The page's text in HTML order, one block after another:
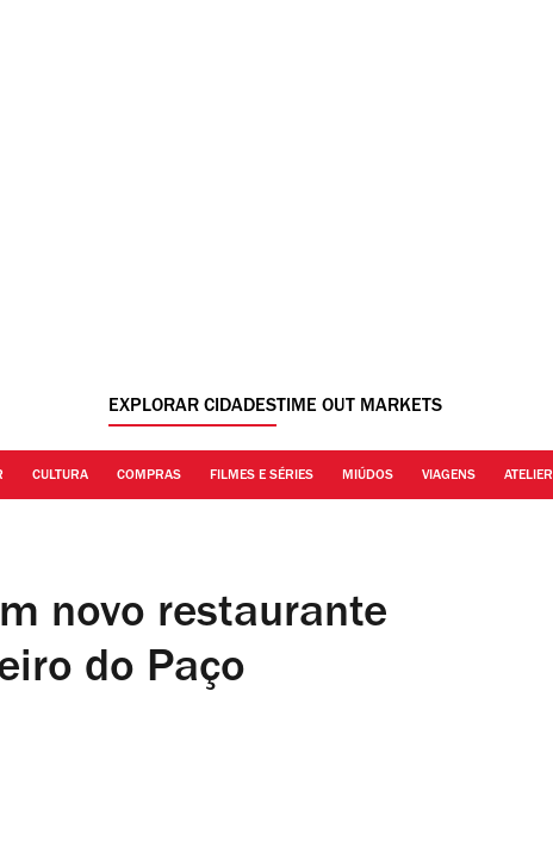
EXPLORAR CIDADESTIME OUT MARKETS
CULTURA COMPRAS FILMES E SÉRIES MIÚDOS VIAGENS ATELIER
novo restaurante
do Paço